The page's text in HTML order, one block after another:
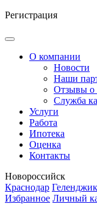
Регистрация
О компании
Новости
Наши
Отзывы о
Служба
Услуги
Работа
Ипотека
Оценка
Контакты
Новороссийск
Краснодар Геленджик
Избранное Личный